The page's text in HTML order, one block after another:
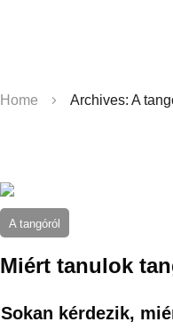
Home Archives: A
A tangóról
Miért tanulok
Sokan kérdezik,